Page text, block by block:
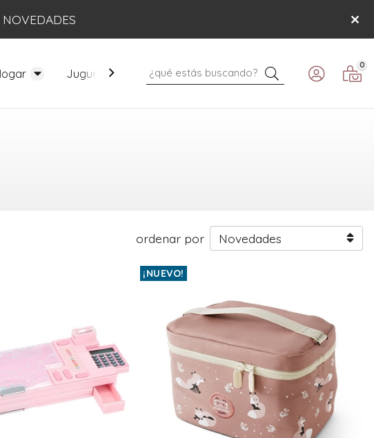
Juguetes Mobiliario Paseo Verano
Buscar 0
ordenar por
¡NUEVO!